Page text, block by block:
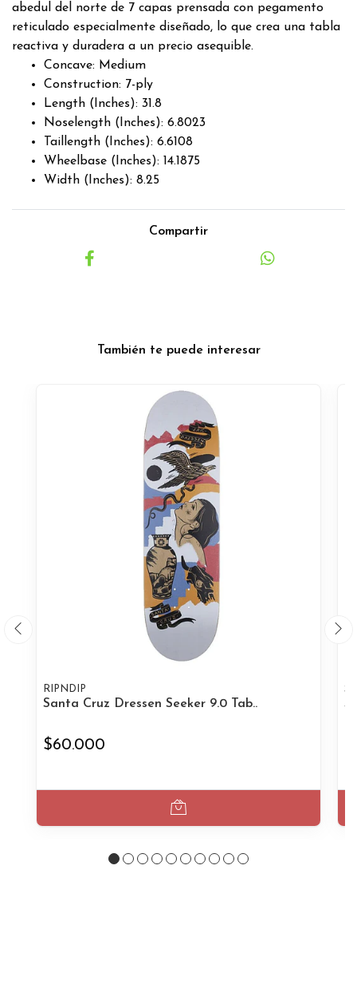
abedul del norte de 7 capas prensada con pegamento
reticulado especialmente diseñado, lo que crea una tabla
reactiva y duradera a un precio asequible.
Concave: Medium
Construction: 7-ply
Length (Inches): 31.8
Noselength (Inches): 6.8023
Taillength (Inches): 6.6108
Wheelbase (Inches): 14.1875
Width (Inches): 8.25
Compartir
También te puede interesar
RIPNDIP
Santa Cruz Dressen Seeker 9.0 Tab..
$60.000